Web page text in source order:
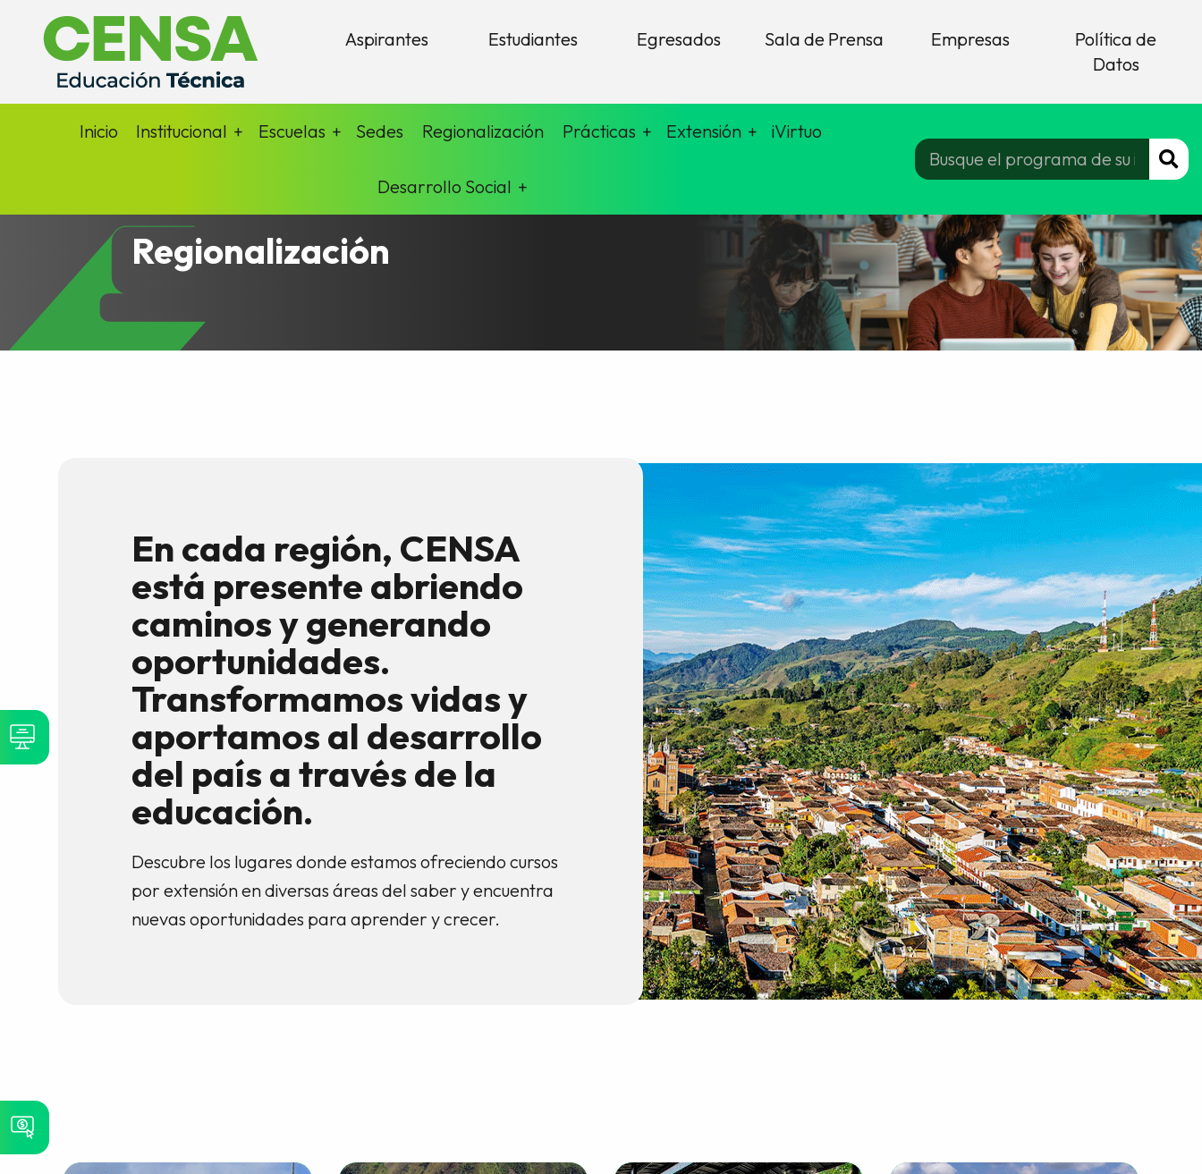
Aspirantes Estudiantes Egresados Sala de Prensa Empresas
Política de
Datos
Inicio Institucional Escuelas Sedes Regionalización Prácticas Extensión iVirtuo
Desarrollo Social
Regionalización
En cada región, CENSA
está presente abriendo
caminos y generando
oportunidades.
Transformamos vidas y
aportamos al desarrollo
del país a través de la
educación.
Descubre los lugares donde estamos ofreciendo cursos
por extensión en diversas áreas del saber y encuentra
nuevas oportunidades para aprender y crecer.